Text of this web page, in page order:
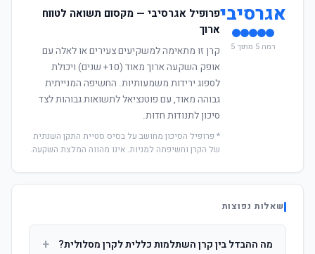
אגרסיבי
רמה 5 מתוך 5
פרופיל אגרסיבי — מקסום תשואה לטווח
ארוך
קרן זו מתאימה למשקיעים צעירים או לאלה עם
אופק השקעה ארוך מאוד (10+ שנים) ויכולת
לספוג ירידות משמעותיות. החשיפה המנייתית
גבוהה מאוד, עם פוטנציאל לתשואות גבוהות לצד
סיכון לתנודות חדות.
* פרופיל הסיכון מחושב על בסיס סטיית התקן השנתית
של הקרן וחשיפתה למניות. אינו מהווה המלצת השקעה.
שאלות נפוצות
מה ההבדל בין קרן השתלמות כללית לקרן מסלולית? +